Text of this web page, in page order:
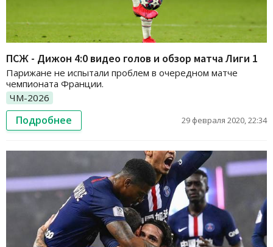
ПСЖ - Дижон 4:0 видео голов и обзор матча Лиги 1
Парижане не испытали проблем в очередном матче
чемпионата Франции.
ЧМ-2026
Подробнее 29 февраля 2020, 22:34